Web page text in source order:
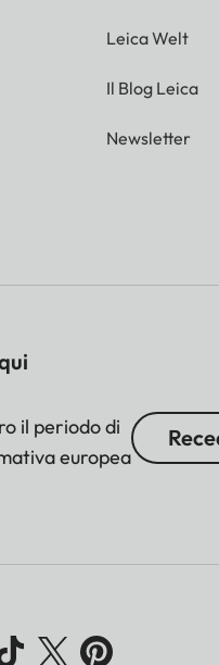
Leica Welt
Il Blog Leica
Newsletter
il periodo di
europea